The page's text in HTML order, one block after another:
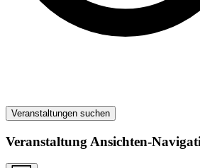
Veranstaltungen suchen
Veranstaltung Ansichten-